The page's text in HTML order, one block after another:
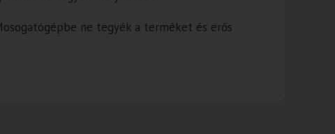
ne tegyék a terméket és erős